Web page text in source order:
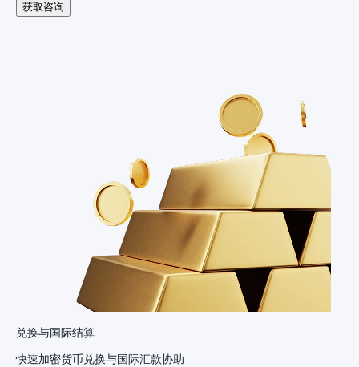
获取咨询
兑换与国际结算
快速加密货币兑换与国际汇款协助